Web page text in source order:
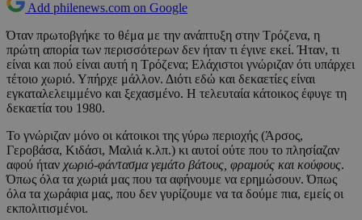
Add philenews.com on Google
Όταν πρωτοβγήκε το θέμα με την ανάπτυξη στην Τρόζενα, η
πρώτη απορία των περισσότερων δεν ήταν τι έγινε εκεί. Ήταν, τι
είναι και πού είναι αυτή η Τρόζενα; Ελάχιστοι γνώριζαν ότι υπάρχει
τέτοιο χωριό. Υπήρχε μάλλον. Διότι εδώ και δεκαετίες είναι
εγκαταλελειμμένο και ξεχασμένο. Η τελευταία κάτοικος έφυγε τη
δεκαετία του 1980.
Το γνώριζαν μόνο οι κάτοικοι της γύρω περιοχής (Άρσος,
Γεροβάσα, Κιδάσι, Μαλιά κ.λπ.) κι αυτοί ούτε που το πλησίαζαν
αφού ήταν χωριό-φάντασμα γεμάτο βάτους, φραμούς και κούφους.
Όπως όλα τα χωριά μας που τα αφήνουμε να ερημώσουν. Όπως
όλα τα χωράφια μας, που δεν γυρίζουμε να τα δούμε πια, εμείς οι
εκπολιτισμένοι.